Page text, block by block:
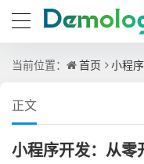
当前位置： 首页 小程序
正文
小程序开发：从零